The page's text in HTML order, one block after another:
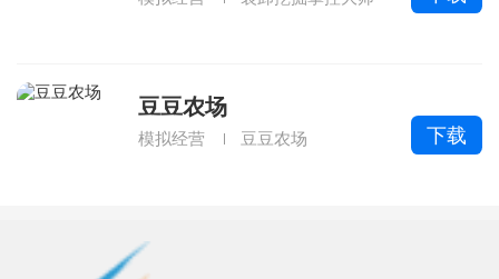
豆豆农场
模拟经营 豆豆农场 下载